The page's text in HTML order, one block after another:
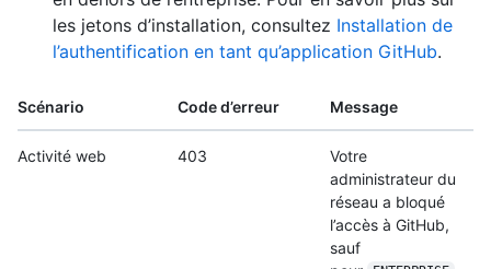
les jetons d’installation, consultez Installation de
l’authentification en tant qu’application GitHub.
Scénario Code d’erreur Message
Activité web 403
Votre
administrateur du
réseau a bloqué
l’accès à GitHub,
sauf